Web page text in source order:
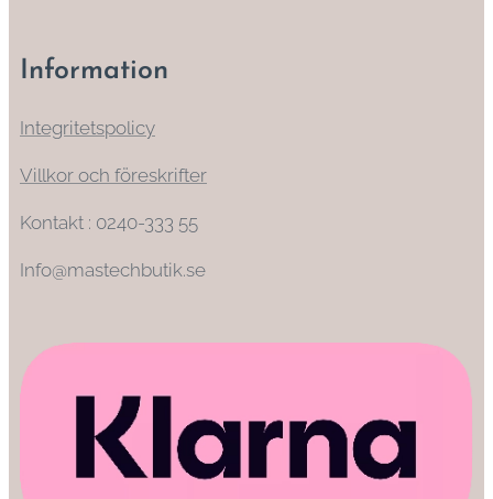
Information
Integritetspolicy
Villkor och föreskrifter
Kontakt : 0240-333 55
Info@mastechbutik.se